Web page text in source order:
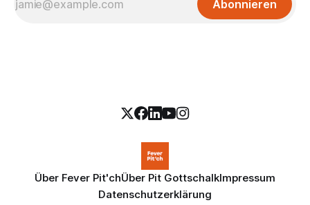
Abonnieren
Über Fever Pit'chÜber Pit GottschalkImpressum
Datenschutzerklärung